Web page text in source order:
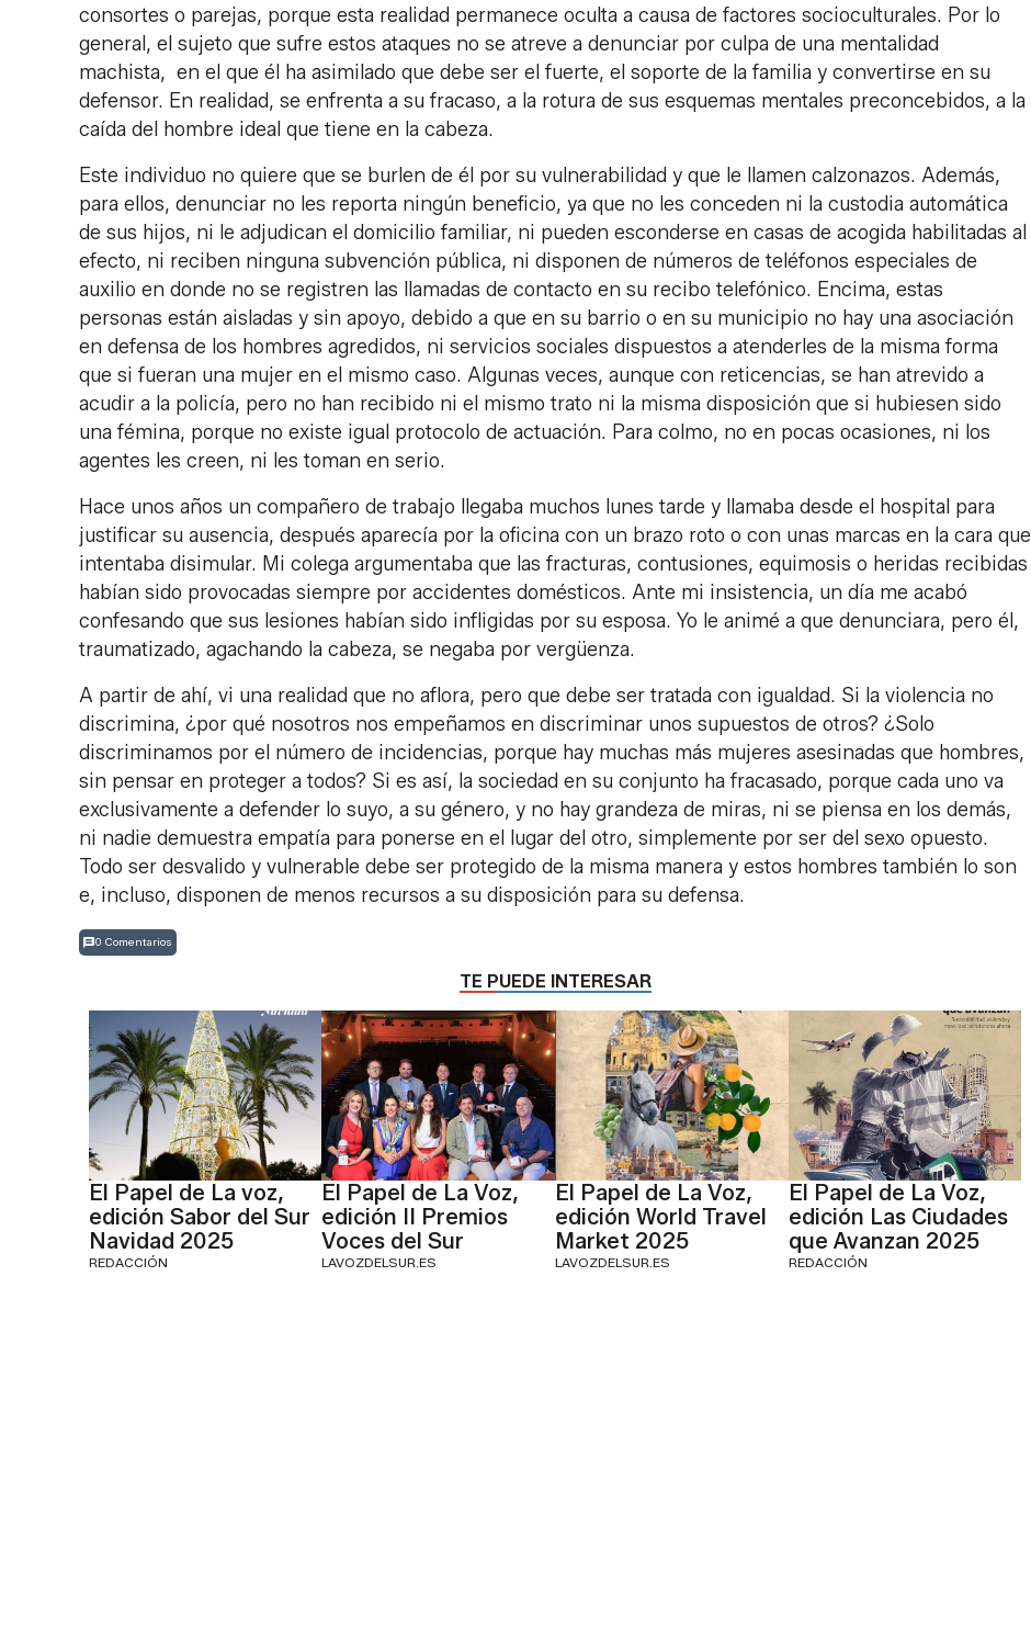
consortes o parejas, porque esta realidad permanece oculta a causa de factores socioculturales. Por lo
general, el sujeto que sufre estos ataques no se atreve a denunciar por culpa de una mentalidad
machista, en el que él ha asimilado que debe ser el fuerte, el soporte de la familia y convertirse en su
defensor. En realidad, se enfrenta a su fracaso, a la rotura de sus esquemas mentales preconcebidos, a la
caída del hombre ideal que tiene en la cabeza.
Este individuo no quiere que se burlen de él por su vulnerabilidad y que le llamen calzonazos. Además,
para ellos, denunciar no les reporta ningún beneficio, ya que no les conceden ni la custodia automática
de sus hijos, ni le adjudican el domicilio familiar, ni pueden esconderse en casas de acogida habilitadas al
efecto, ni reciben ninguna subvención pública, ni disponen de números de teléfonos especiales de
auxilio en donde no se registren las llamadas de contacto en su recibo telefónico. Encima, estas
personas están aisladas y sin apoyo, debido a que en su barrio o en su municipio no hay una asociación
en defensa de los hombres agredidos, ni servicios sociales dispuestos a atenderles de la misma forma
que si fueran una mujer en el mismo caso. Algunas veces, aunque con reticencias, se han atrevido a
acudir a la policía, pero no han recibido ni el mismo trato ni la misma disposición que si hubiesen sido
una fémina, porque no existe igual protocolo de actuación. Para colmo, no en pocas ocasiones, ni los
agentes les creen, ni les toman en serio.
Hace unos años un compañero de trabajo llegaba muchos lunes tarde y llamaba desde el hospital para
justificar su ausencia, después aparecía por la oficina con un brazo roto o con unas marcas en la cara que
intentaba disimular. Mi colega argumentaba que las fracturas, contusiones, equimosis o heridas recibidas
habían sido provocadas siempre por accidentes domésticos. Ante mi insistencia, un día me acabó
confesando que sus lesiones habían sido infligidas por su esposa. Yo le animé a que denunciara, pero él,
traumatizado, agachando la cabeza, se negaba por vergüenza.
A partir de ahí, vi una realidad que no aflora, pero que debe ser tratada con igualdad. Si la violencia no
discrimina, ¿por qué nosotros nos empeñamos en discriminar unos supuestos de otros? ¿Solo
discriminamos por el número de incidencias, porque hay muchas más mujeres asesinadas que hombres,
sin pensar en proteger a todos? Si es así, la sociedad en su conjunto ha fracasado, porque cada uno va
exclusivamente a defender lo suyo, a su género, y no hay grandeza de miras, ni se piensa en los demás,
ni nadie demuestra empatía para ponerse en el lugar del otro, simplemente por ser del sexo opuesto.
Todo ser desvalido y vulnerable debe ser protegido de la misma manera y estos hombres también lo son
e, incluso, disponen de menos recursos a su disposición para su defensa.
0 Comentarios
TE PUEDE INTERESAR
El Papel de La voz,
edición Sabor del Sur
Navidad 2025
REDACCIÓN
El Papel de La Voz,
edición II Premios
Voces del Sur
LAVOZDELSUR.ES
El Papel de La Voz,
edición World Travel
Market 2025
LAVOZDELSUR.ES
El Papel de La Voz,
edición Las Ciudades
que Avanzan 2025
REDACCIÓN